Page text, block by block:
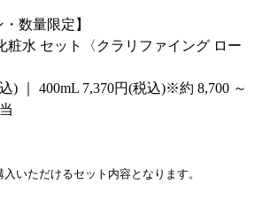
数量限定】
粧水 セット〈クラリファイング ロー
) ｜ 400mL 7,370円(税込)※約 8,700 ～
いただけるセット内容となります。